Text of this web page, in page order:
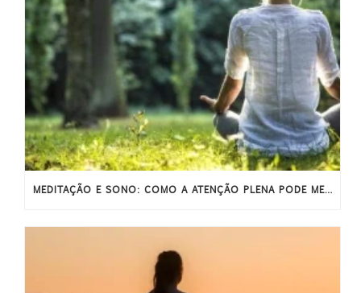
MEDITAÇÃO E SONO: COMO A ATENÇÃO PLENA PODE MELHORAR O SONO